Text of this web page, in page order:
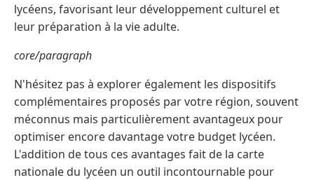
lycéens, favorisant leur développement culturel et
leur préparation à la vie adulte.
core/paragraph
N'hésitez pas à explorer également les dispositifs
complémentaires proposés par votre région, souvent
méconnus mais particulièrement avantageux pour
optimiser encore davantage votre budget lycéen.
L'addition de tous ces avantages fait de la carte
nationale du lycéen un outil incontournable pour